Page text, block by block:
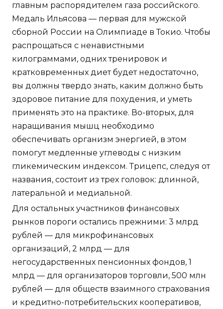
главным распорядителем газа российского.
Медаль Ильясова — первая для мужской
сборной России на Олимпиаде в Токио. Чтобы
распрощаться с ненавистными
килограммами, одних тренировок и
кратковременных диет будет недостаточно,
вы должны твердо знать, каким должно быть
здоровое питание для похудения, и уметь
применять это на практике. Во-вторых, для
наращивания мышц необходимо
обеспечивать организм энергией, в этом
помогут медленные углеводы с низким
гликемическим индексом. Трицепс, следуя от
названия, состоит из трех головок: длинной,
латеральной и медиальной.
Для остальных участников финансовых
рынков пороги остались прежними: 3 млрд
рублей — для микрофинансовых
организаций, 2 млрд — для
негосударственных пенсионных фондов, 1
млрд — для организаторов торговли, 500 млн
рублей — для обществ взаимного страхования
и кредитно-потребительских кооперативов,